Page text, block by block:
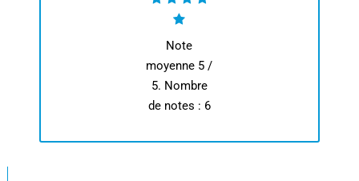
Note
moyenne 5 /
5. Nombre
de notes : 6